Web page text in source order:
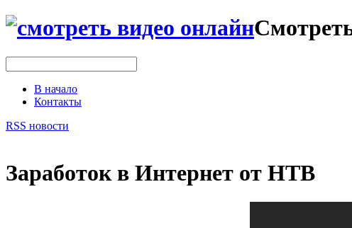
В начало
Контакты
RSS новости
Заработок в Интернет от НТВ